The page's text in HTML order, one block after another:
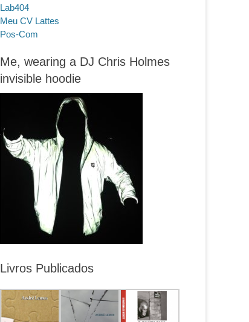
Lab404
Meu CV Lattes
Pos-Com
Me, wearing a DJ Chris Holmes
invisible hoodie
Livros Publicados